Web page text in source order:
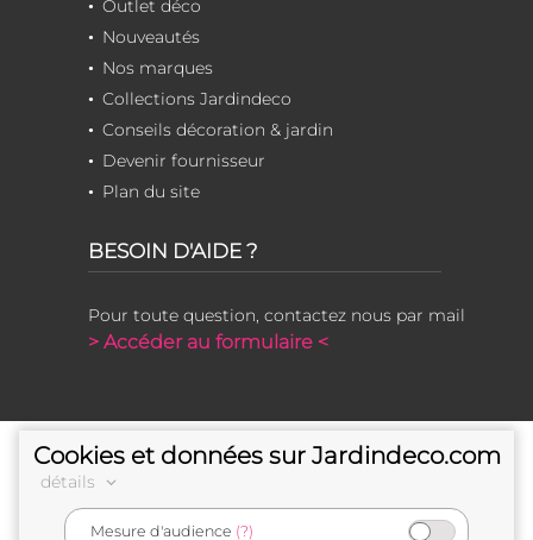
Outlet déco
Nouveautés
Nos marques
Collections Jardindeco
Conseils décoration & jardin
Devenir fournisseur
Plan du site
BESOIN D'AIDE ?
Pour toute question, contactez nous par mail
> Accéder au formulaire <
Cookies et données sur Jardindeco.com
détails
Mesure d'audience (?)